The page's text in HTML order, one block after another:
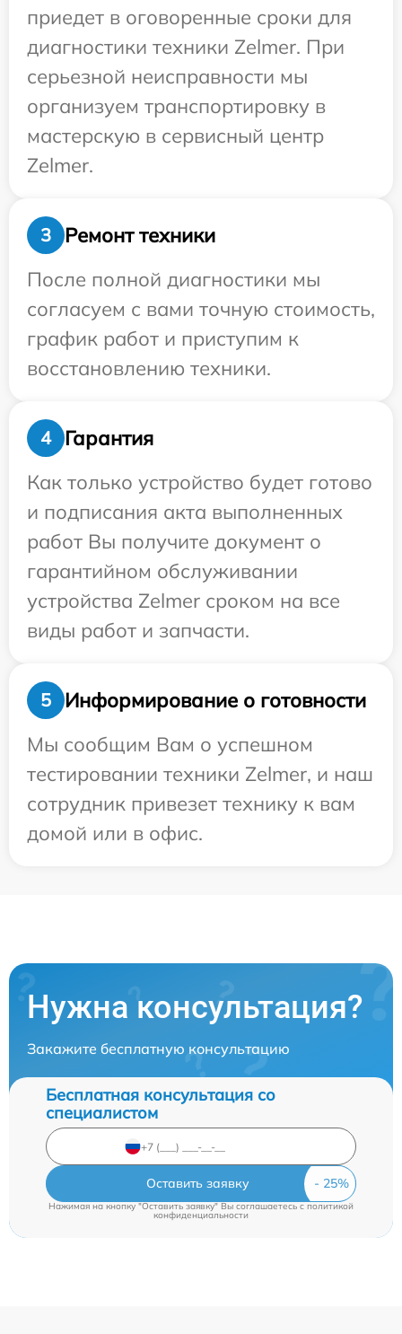
приедет в оговоренные сроки для
диагностики техники Zelmer. При
серьезной неисправности мы
организуем транспортировку в
мастерскую в сервисный центр
Zelmer.
3
Ремонт техники
После полной диагностики мы
согласуем с вами точную стоимость,
график работ и приступим к
восстановлению техники.
4
Гарантия
Как только устройство будет готово
и подписания акта выполненных
работ Вы получите документ о
гарантийном обслуживании
устройства Zelmer сроком на все
виды работ и запчасти.
5
Информирование о готовности
Мы сообщим Вам о успешном
тестировании техники Zelmer, и наш
сотрудник привезет технику к вам
домой или в офис.
Нужна консультация?
Закажите бесплатную консультацию
Бесплатная консультация со
специалистом
Оставить заявку
Нажимая на кнопку "Оставить заявку" Вы соглашаетесь c политикой
конфиденциальности